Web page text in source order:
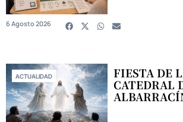
6 Agosto 2026
ACTUALIDAD FIESTA DE
CATEDRAL